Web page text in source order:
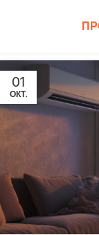
01
ОКТ.